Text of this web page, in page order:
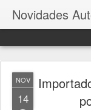
Novidades
NOV
14